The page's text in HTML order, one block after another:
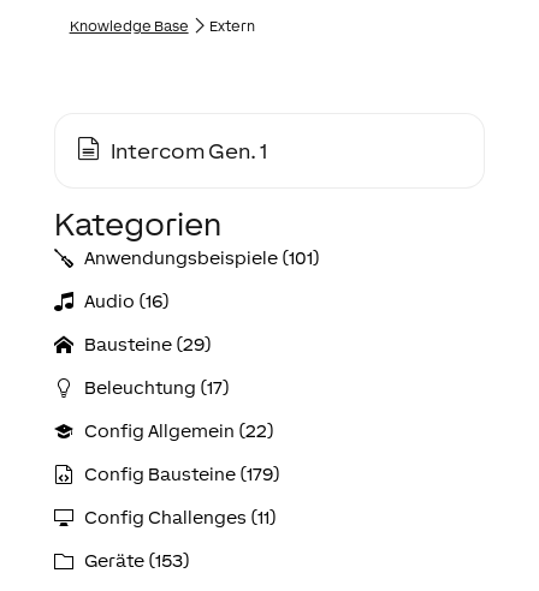
Knowledge Base Extern
Intercom Gen. 1
Kategorien
Anwendungs­­­beispiele (101)
Audio (16)
Bausteine (29)
Beleuchtung (17)
Config Allgemein (22)
Config Bausteine (179)
Config Challenges (11)
Geräte (153)